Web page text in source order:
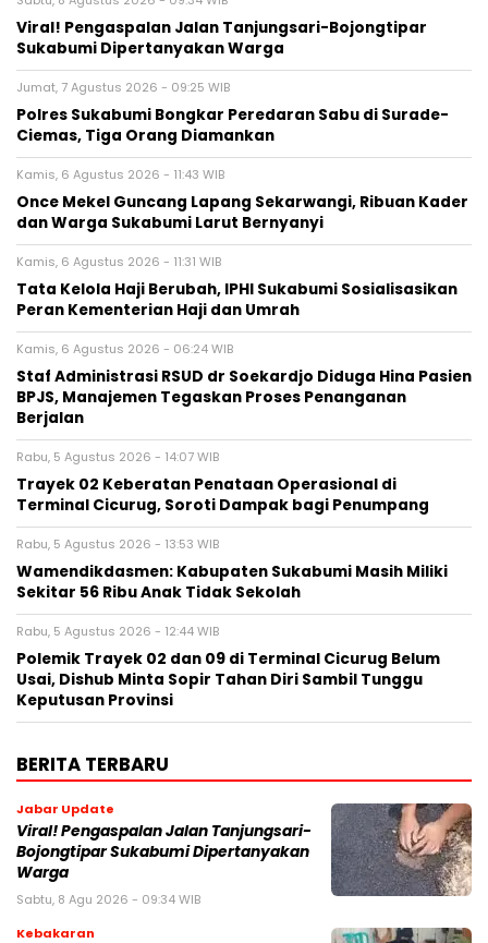
Viral! Pengaspalan Jalan Tanjungsari-Bojongtipar
Sukabumi Dipertanyakan Warga
Jumat, 7 Agustus 2026 - 09:25 WIB
Polres Sukabumi Bongkar Peredaran Sabu di Surade-
Ciemas, Tiga Orang Diamankan
Kamis, 6 Agustus 2026 - 11:43 WIB
Once Mekel Guncang Lapang Sekarwangi, Ribuan Kader
dan Warga Sukabumi Larut Bernyanyi
Kamis, 6 Agustus 2026 - 11:31 WIB
Tata Kelola Haji Berubah, IPHI Sukabumi Sosialisasikan
Peran Kementerian Haji dan Umrah
Kamis, 6 Agustus 2026 - 06:24 WIB
Staf Administrasi RSUD dr Soekardjo Diduga Hina Pasien
BPJS, Manajemen Tegaskan Proses Penanganan
Berjalan
Rabu, 5 Agustus 2026 - 14:07 WIB
‎Trayek 02 Keberatan Penataan Operasional di
Terminal Cicurug, Soroti Dampak bagi Penumpang
Rabu, 5 Agustus 2026 - 13:53 WIB
Wamendikdasmen: Kabupaten Sukabumi Masih Miliki
Sekitar 56 Ribu Anak Tidak Sekolah
Rabu, 5 Agustus 2026 - 12:44 WIB
Polemik Trayek 02 dan 09 di Terminal Cicurug Belum
Usai, Dishub Minta Sopir Tahan Diri Sambil Tunggu
Keputusan Provinsi
BERITA TERBARU
Jabar Update
Viral! Pengaspalan Jalan Tanjungsari-
Bojongtipar Sukabumi Dipertanyakan
Warga
Sabtu, 8 Agu 2026 - 09:34 WIB
Kebakaran